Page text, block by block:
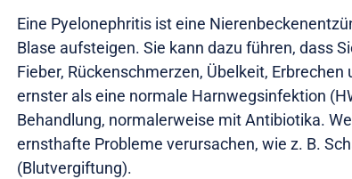
Eine Pyelonephritis ist eine
Blase aufsteigen. Sie kann dazu führen, dass
Fieber, Rückenschmerzen, Übelkeit,
ernster als eine normale Harnwegsinfektion
Behandlung, normalerweise mit Antibiotika.
ernsthafte Probleme verursachen, wie z. B.
(Blutvergiftung).